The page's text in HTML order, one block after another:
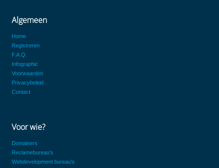
Algemeen
Home
Registreren
F.A.Q.
Infographic
Voorwaarden
Privacybeleid
Contact
Voor wie?
Domainers
Reclamebureau's
Webdevelopment bureau's